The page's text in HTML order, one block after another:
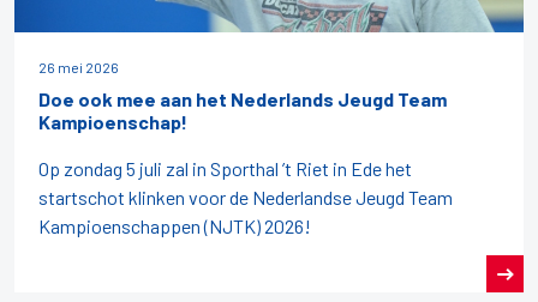
26 mei 2026
Doe ook mee aan het Nederlands Jeugd Team
Kampioenschap!
Op zondag 5 juli zal in Sporthal ’t Riet in Ede het
startschot klinken voor de Nederlandse Jeugd Team
Kampioenschappen (NJTK) 2026!